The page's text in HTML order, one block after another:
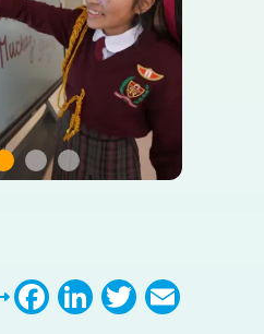
Facebook
LinkedIn
Twitter